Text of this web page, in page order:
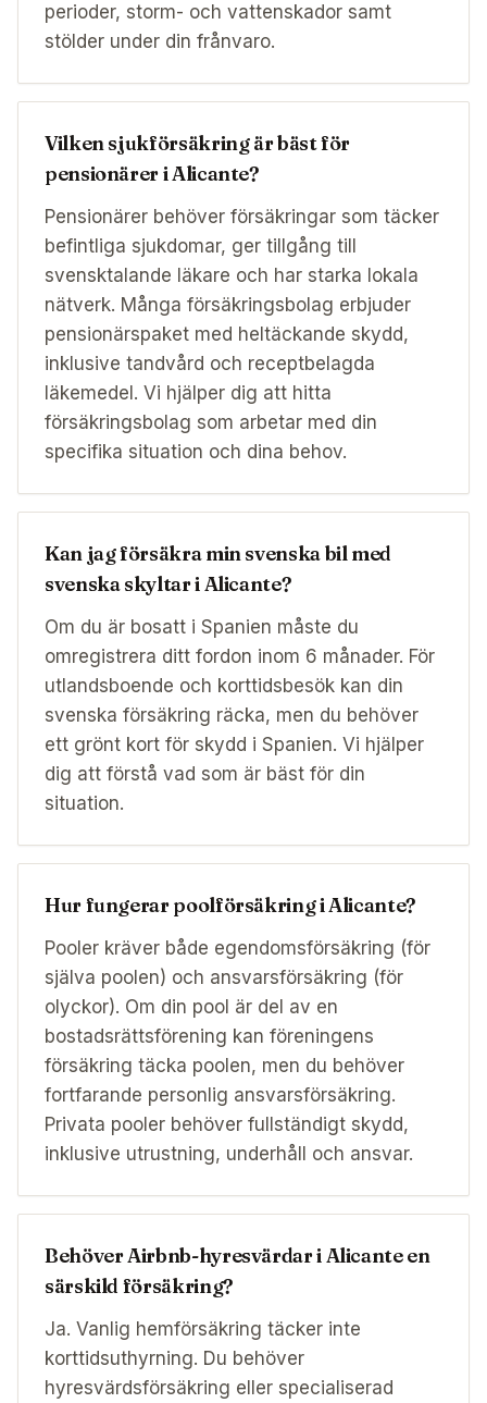
perioder, storm- och vattenskador samt
stölder under din frånvaro.
Vilken sjukförsäkring är bäst för
pensionärer i Alicante?
Pensionärer behöver försäkringar som täcker
befintliga sjukdomar, ger tillgång till
svensktalande läkare och har starka lokala
nätverk. Många försäkringsbolag erbjuder
pensionärspaket med heltäckande skydd,
inklusive tandvård och receptbelagda
läkemedel. Vi hjälper dig att hitta
försäkringsbolag som arbetar med din
specifika situation och dina behov.
Kan jag försäkra min svenska bil med
svenska skyltar i Alicante?
Om du är bosatt i Spanien måste du
omregistrera ditt fordon inom 6 månader. För
utlandsboende och korttidsbesök kan din
svenska försäkring räcka, men du behöver
ett grönt kort för skydd i Spanien. Vi hjälper
dig att förstå vad som är bäst för din
situation.
Hur fungerar poolförsäkring i Alicante?
Pooler kräver både egendomsförsäkring (för
själva poolen) och ansvarsförsäkring (för
olyckor). Om din pool är del av en
bostadsrättsförening kan föreningens
försäkring täcka poolen, men du behöver
fortfarande personlig ansvarsförsäkring.
Privata pooler behöver fullständigt skydd,
inklusive utrustning, underhåll och ansvar.
Behöver Airbnb-hyresvärdar i Alicante en
särskild försäkring?
Ja. Vanlig hemförsäkring täcker inte
korttidsuthyrning. Du behöver
hyresvärdsförsäkring eller specialiserad